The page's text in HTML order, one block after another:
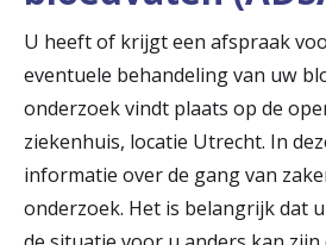
Ziektes &
Uw bezoek
Spoed
U heeft of krijgt een afspraak
eventuele behandeling van uw
onderzoek vindt plaats op de
ziekenhuis, locatie Utrecht. In
informatie over de gang van
onderzoek. Het is belangrijk dat